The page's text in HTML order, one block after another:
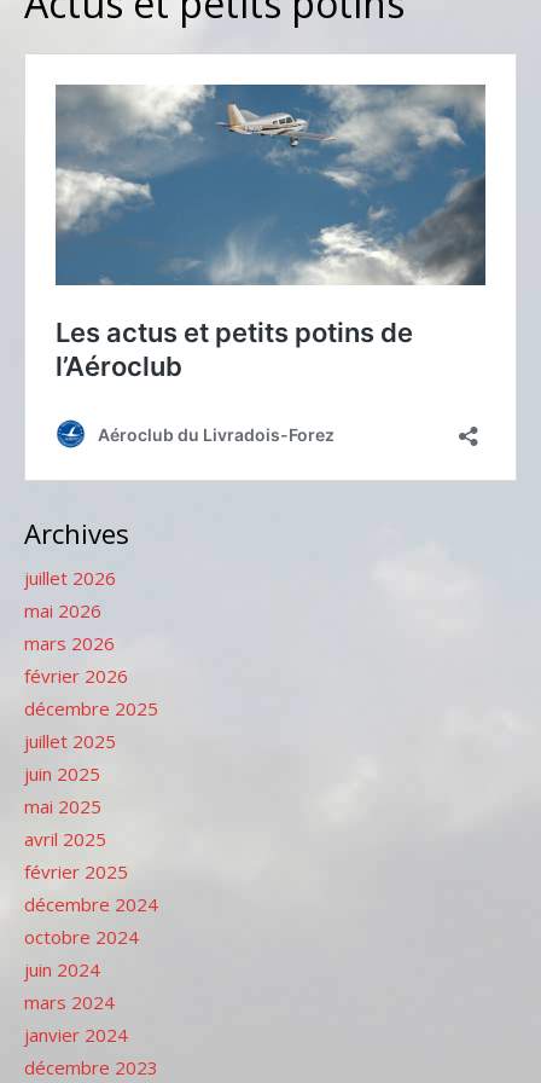
Archives
juillet 2026
mai 2026
mars 2026
février 2026
décembre 2025
juillet 2025
juin 2025
mai 2025
avril 2025
février 2025
décembre 2024
octobre 2024
juin 2024
mars 2024
janvier 2024
décembre 2023